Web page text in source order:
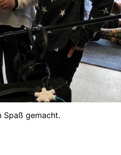
Spaß gemacht.